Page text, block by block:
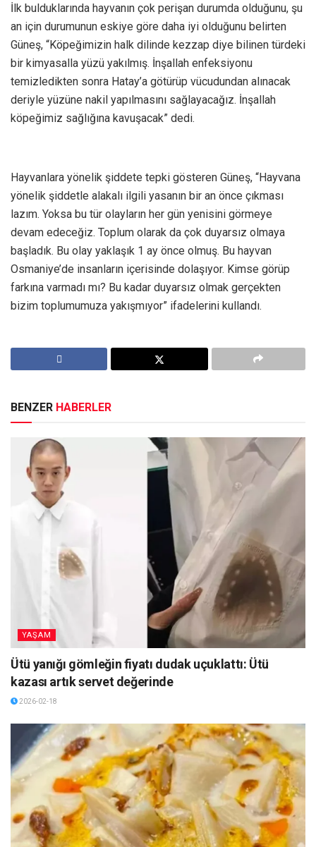
İlk bulduklarında hayvanın çok perişan durumda olduğunu, şu
an için durumunun eskiye göre daha iyi olduğunu belirten
Güneş, “Köpeğimizin halk dilinde kezzap diye bilinen türdeki
bir kimyasalla yüzü yakılmış. İnşallah enfeksiyonu
temizledikten sonra Hatay’a götürüp vücudundan alınacak
deriyle yüzüne nakil yapılmasını sağlayacağız. İnşallah
köpeğimiz sağlığına kavuşacak” dedi.
Hayvanlara yönelik şiddete tepki gösteren Güneş, “Hayvana
yönelik şiddetle alakalı ilgili yasanın bir an önce çıkması
lazım. Yoksa bu tür olayların her gün yenisini görmeye
devam edeceğiz. Toplum olarak da çok duyarsız olmaya
başladık. Bu olay yaklaşık 1 ay önce olmuş. Bu hayvan
Osmaniye’de insanların içerisinde dolaşıyor. Kimse görüp
farkına varmadı mı? Bu kadar duyarsız olmak gerçekten
bizim toplumumuza yakışmıyor” ifadelerini kullandı.
BENZER HABERLER
YAŞAM
Ütü yanığı gömleğin fiyatı dudak uçuklattı: Ütü
kazası artık servet değerinde
2026-02-18